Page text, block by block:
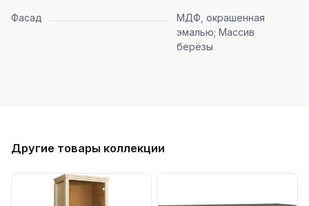
Фасад
МДФ, окрашенная
эмалью; Массив
берёзы
Другие товары коллекции